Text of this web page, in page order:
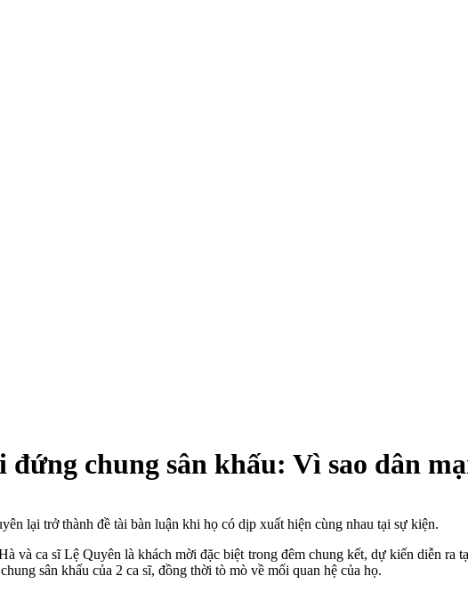
chung sân khấu: Vì sao dân
lại trở thành đề tài bàn luận khi họ có dịp xuất hiện cùng nhau tại sự kiện.
và ca sĩ Lệ Quyên là khách mời đặc biệt trong đêm chung kết, dự kiến diễn ra
sân khấu của 2 ca sĩ, đồng thời tò mò về mối quan hệ của họ.